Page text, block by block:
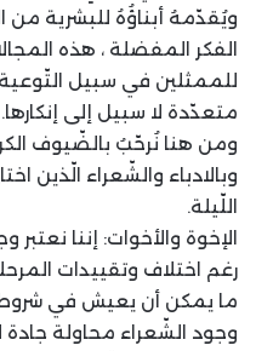
ويُقدّمهُ أبناؤُهُ للبشرية من
الفكر المفضلة ، هذه
للممثلين في سبيل التّوعية
متعدّدة لا سبيل إلى إنكارها.
ومن هنا نُرحّبُ بالضّيوف
وبالادباء والشّعراء الّذين
اللّيلة.
الإخوة والأخوات: إننا نعتبر
رغم اختلاف وتقييدات
ما يمكن أن يعيش في شروط
وجود الشّعراء محاولة جادة